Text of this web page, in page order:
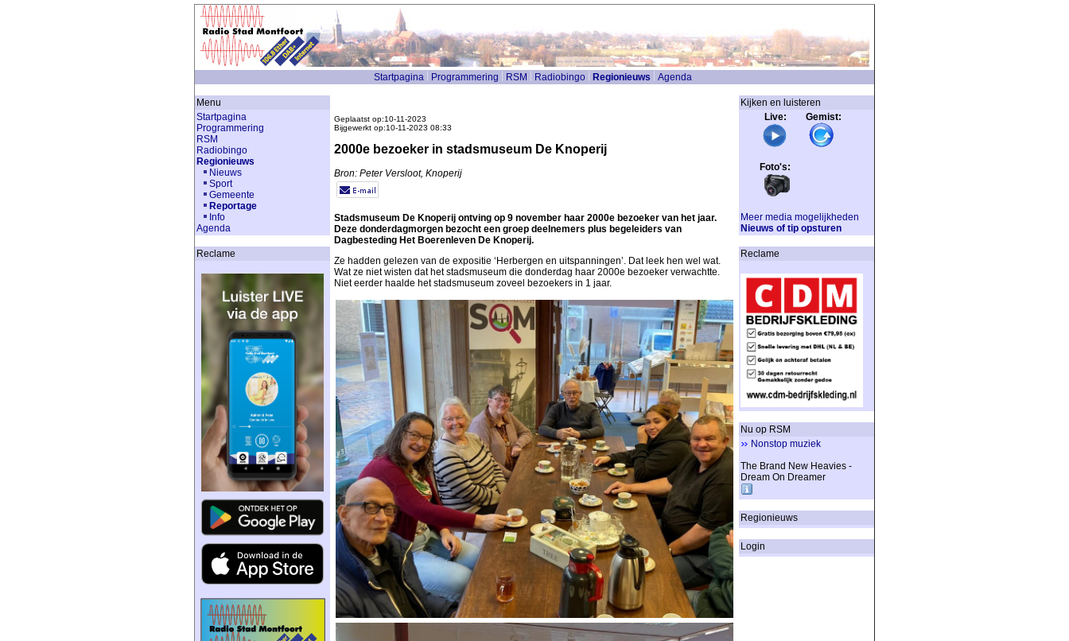
Startpagina Programmering RSM Radiobingo Regionieuws Agenda
Menu
Startpagina
Programmering
RSM
Radiobingo
Regionieuws
Nieuws
Sport
Gemeente
Reportage
Info
Agenda
Reclame
Geplaatst op:10-11-2023
Bijgewerkt op:10-11-2023 08:33
2000e bezoeker in stadsmuseum De Knoperij
Bron: Peter Versloot, Knoperij
Stadsmuseum De Knoperij ontving op 9 november haar 2000e bezoeker van het jaar.
Deze donderdagmorgen bezocht een groep deelnemers plus begeleiders van
Dagbesteding Het Boerenleven De Knoperij.
Ze hadden gelezen van de expositie ‘Herbergen en uitspanningen’. Dat leek hen wel wat.
Wat ze niet wisten dat het stadsmuseum die donderdag haar 2000e bezoeker verwachtte.
Niet eerder haalde het stadsmuseum zoveel bezoekers in 1 jaar.
Kijken en luisteren
Live: Gemist:
Foto's:
Meer media mogelijkheden
Nieuws of tip opsturen
Reclame
Nu op RSM
Nonstop muziek
The Brand New Heavies -
Dream On Dreamer
Regionieuws
Login